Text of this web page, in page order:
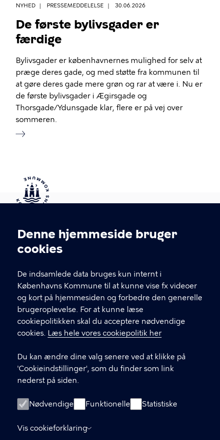
Cookieindstillinger
Denne hjemmeside bruger
cookies
De indsamlede data bruges kun internt i
Københavns Kommune til at kunne vise fx videoer
og kort på hjemmesiden og forbedre den generelle
brugeroplevelse. For at kunne læse
cookiepolitikken skal du acceptere nødvendige
cookies. Læs hele vores cookiepolitik her
Du kan ændre dine valg senere ved at klikke på
'Cookieindstillinger', som du finder som link
nederst på siden.
Nødvendige Funktionelle Statistiske
Vis cookieforklaring
NYHED PRESSEMEDDELELSE 30.06.2026
De første bylivsgader er
færdige
Bylivsgader er københavnernes mulighed for selv at
præge deres gade, og med støtte fra kommunen til
at gøre deres gade mere grøn og rar at være i. Nu er
de første bylivsgader i Ægirsgade og
Thorsgade/Ydunsgade klar, flere er på vej over
sommeren.
Kontakt Københavns Kommune
T
fFind andre kontakter her
CVR-nummer64942212
GENVEJE
Digital Post
Databeskyttelse
Tilgængelighedserklæring
Om hjemmesiden